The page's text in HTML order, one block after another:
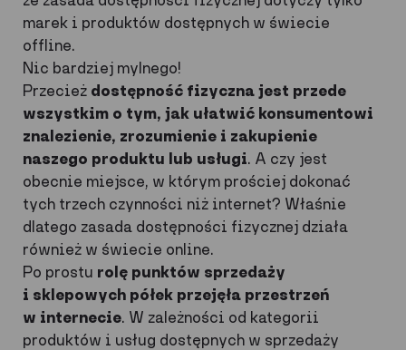
marek i produktów dostępnych w świecie
offline.
Nic bardziej mylnego!
Przecież dostępność fizyczna jest przede
wszystkim o tym, jak ułatwić konsumentowi
znalezienie, zrozumienie i zakupienie
naszego produktu lub usługi. A czy jest
obecnie miejsce, w którym prościej dokonać
tych trzech czynności niż internet? Właśnie
dlatego zasada dostępności fizycznej działa
również w świecie online.
Po prostu rolę punktów sprzedaży
i sklepowych półek przejęła przestrzeń
w internecie. W zależności od kategorii
produktów i usług dostępnych w sprzedaży